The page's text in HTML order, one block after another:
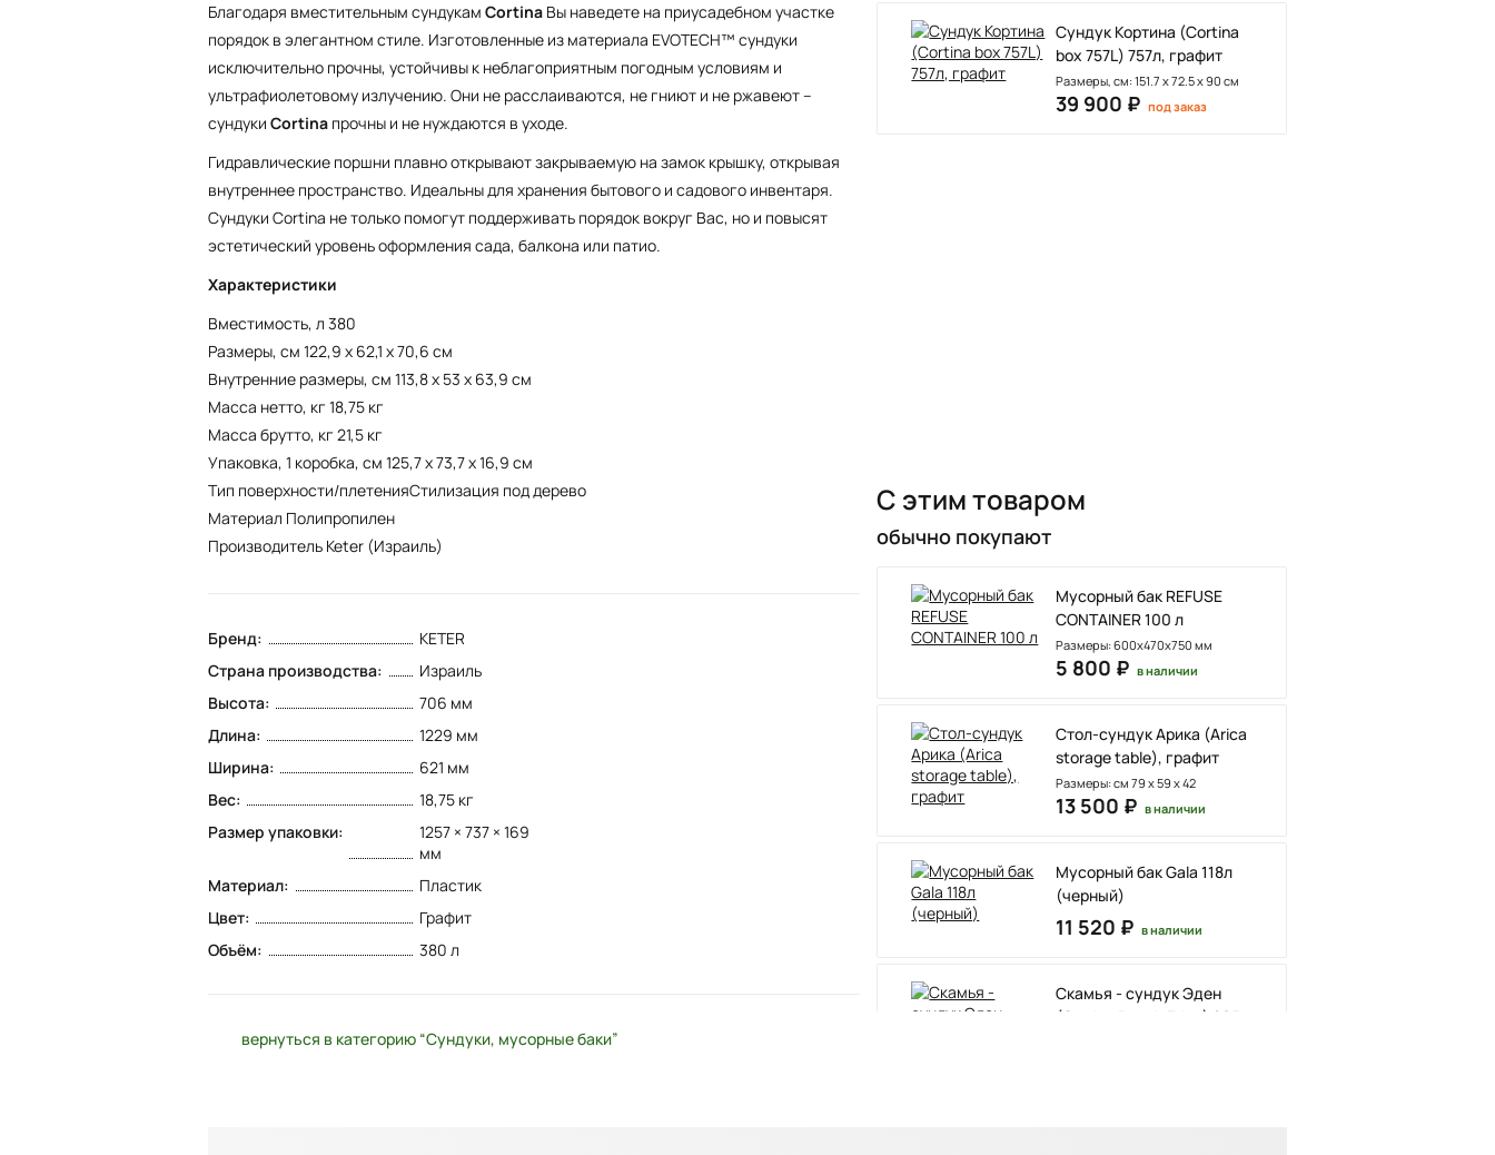
Благодаря вместительным сундукам Cortina Вы наведете на приусадебном участке
порядок в элегантном стиле. Изготовленные из материала EVOTECH™ сундуки
исключительно прочны, устойчивы к неблагоприятным погодным условиям и
ультрафиолетовому излучению. Они не расслаиваются, не гниют и не ржавеют –
сундуки Cortina прочны и не нуждаются в уходе.
Гидравлические поршни плавно открывают закрываемую на замок крышку, открывая
внутреннее пространство. Идеальны для хранения бытового и садового инвентаря.
Сундуки Cortina не только помогут поддерживать порядок вокруг Вас, но и повысят
эстетический уровень оформления сада, балкона или патио.
Характеристики
Вместимость, л 380
Размеры, см 122,9 x 62,1 x 70,6 см
Внутренние размеры, см 113,8 x 53 x 63,9 см
Масса нетто, кг 18,75 кг
Масса брутто, кг 21,5 кг
Упаковка, 1 коробка, см 125,7 x 73,7 x 16,9 см
Тип поверхности/плетенияСтилизация под дерево
Материал Полипропилен
Производитель Keter (Израиль)
Бренд:
KETER
Страна производства:
Израиль
Высота:
706 мм
Длина:
1229 мм
Ширина:
621 мм
Вес:
18,75 кг
Размер упаковки:
1257 × 737 × 169
мм
Материал:
Пластик
Цвет:
Графит
Объём:
380 л
вернуться в категорию “Сундуки, мусорные баки”
Сундук Кортина (Cortina
box 757L) 757л, графит
Размеры, см: 151.7 x 72.5 x 90 см
39 900 ₽ под заказ
С этим товаром
обычно покупают
Мусорный бак REFUSE
CONTAINER 100 л
Размеры: 600x470x750 мм
5 800 ₽ в наличии
Стол-сундук Арика (Arica
storage table), графит
Размеры: см 79 x 59 x 42
13 500 ₽ в наличии
Мусорный бак Gala 118л
(черный)
11 520 ₽ в наличии
Скамья - сундук Эден
(Garden Bench Eden) 265 л